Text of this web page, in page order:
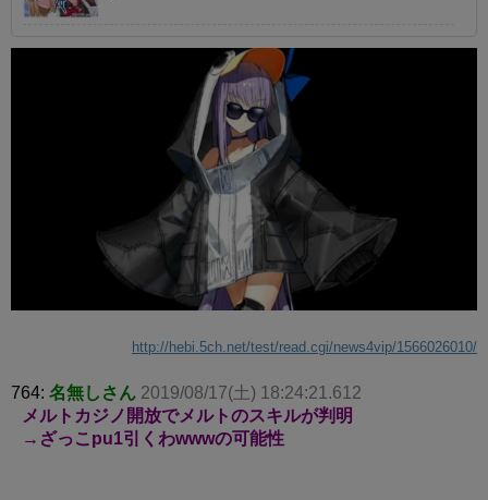
http://hebi.5ch.net/test/read.cgi/news4vip/1566026010/
764: 名無しさん 2019/08/17(土) 18:24:21.612
メルトカジノ開放でメルトのスキルが判明
→ざっこpu1引くわwwwの可能性